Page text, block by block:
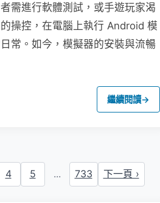
需進行軟體測試，或手遊玩家渴
操控，在電腦上執行 Android 模
常。如今，模擬器的安裝與流暢
繼續閱讀→
4 5 ... 733 下一頁 ›